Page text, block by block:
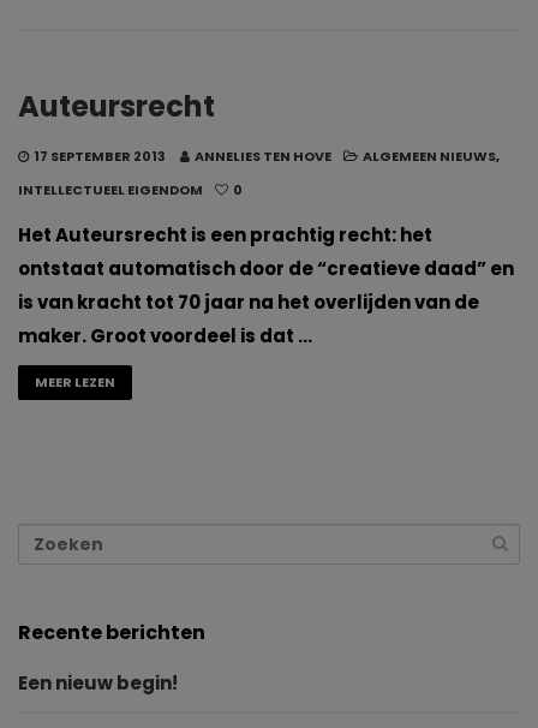
Auteursrecht
17 SEPTEMBER 2013 ANNELIES TEN HOVE ALGEMEEN NIEUWS,
INTELLECTUEEL EIGENDOM
0
Het Auteursrecht is een prachtig recht: het
ontstaat automatisch door de “creatieve daad” en
is van kracht tot 70 jaar na het overlijden van de
maker. Groot voordeel is dat …
MEER LEZEN
Recente berichten
Een nieuw begin!